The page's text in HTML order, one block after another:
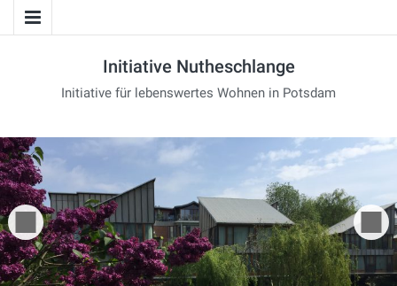
Initiative Nutheschlange
Initiative für lebenswertes Wohnen in Potsdam